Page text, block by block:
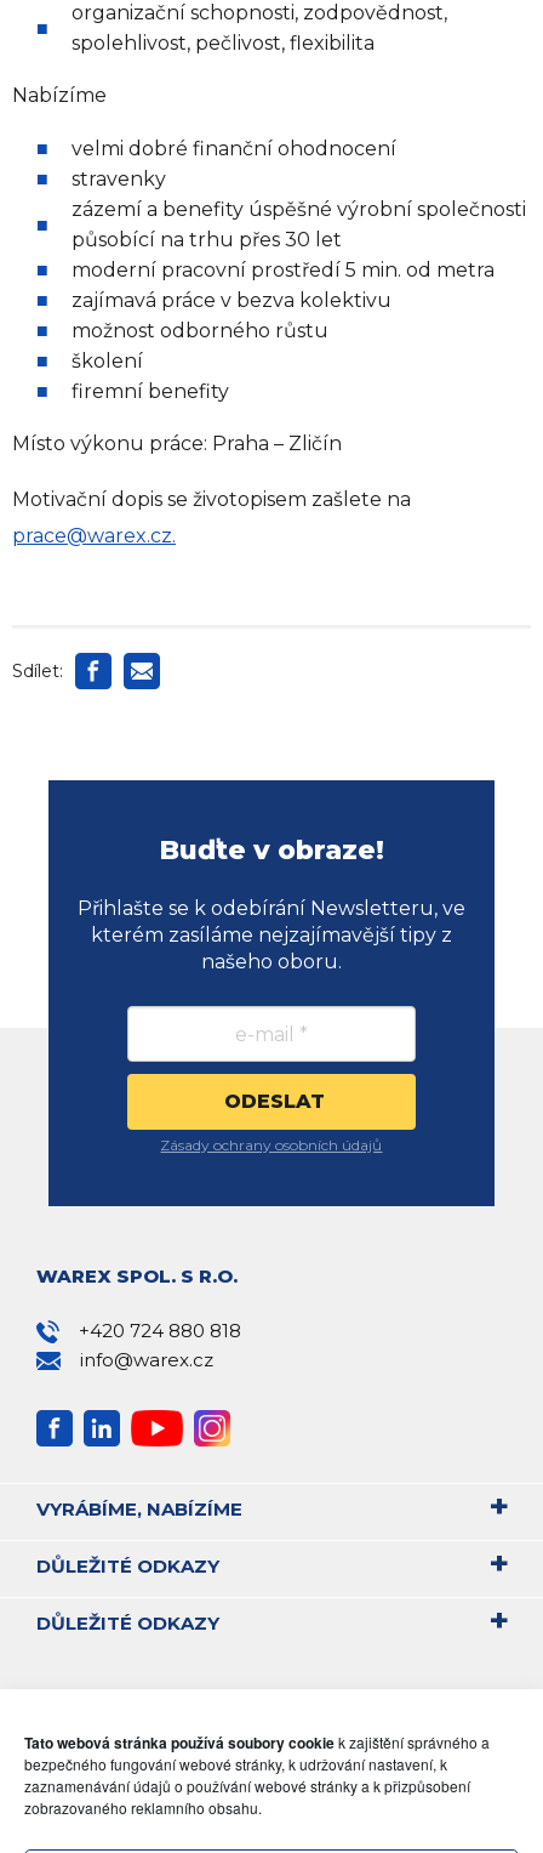
Tato webová stránka používá soubory cookiek zajištění správného a
bezpečného fungování webové stránky, k udržování nastavení, k
zaznamenávání údajů o používání webové stránky a k přizpůsobení
zobrazovaného reklamního obsahu.
organizační schopnosti, zodpovědnost,
spolehlivost, pečlivost, flexibilita
Nabízíme
velmi dobré finanční ohodnocení
stravenky
zázemí a benefity úspěšné výrobní společnosti
působící na trhu přes 30 let
moderní pracovní prostředí 5 min. od metra
zajímavá práce v bezva kolektivu
možnost odborného růstu
školení
firemní benefity
Místo výkonu práce: Praha – Zličín
Motivační dopis se životopisem zašlete na
prace@warex.cz.
Sdílet:
Buďte v obraze!
Přihlašte se k odebírání Newsletteru, ve
kterém zasíláme nejzajímavější tipy z
našeho oboru.
Zásady ochrany osobních údajů
WAREX SPOL. S R.O.
+420 724 880 818
info@warex.cz
VYRÁBÍME, NABÍZÍME
DŮLEŽITÉ ODKAZY
DŮLEŽITÉ ODKAZY